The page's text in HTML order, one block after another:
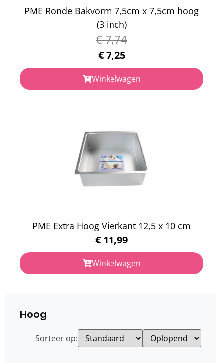
PME Ronde Bakvorm 7,5cm x 7,5cm hoog
(3 inch)
€7,74
€7,25
Winkelwagen
PME Extra Hoog Vierkant 12,5 x 10 cm
€ 11,99
Winkelwagen
Hoog
Sorteer op: